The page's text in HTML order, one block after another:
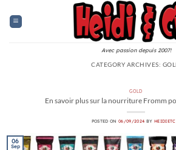
Avec passion depuis 2007!
CATEGORY ARCHIVES:
GOLD
En savoir plus sur la nourriture Fromm
POSTED ON06/09/2024 BY
06
Sep